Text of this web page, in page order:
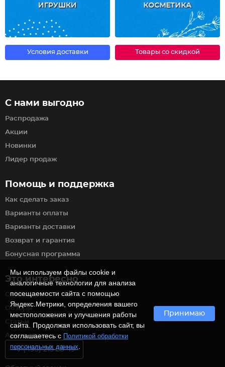
ИГРУШКИ КОСМЕТИКА
Условия доставки Товары со скидкой
Помощь и поддержка
Как сделать заказ
Варианты оплаты
Варианты доставки
Возврат и гарантия
Бонусная программа
С нами выгодно
Распродажа
Акции
Новинки
Лидер продаж
Это интересно
Отзывы
Обзоры
Статьи
Архив страниц
+7 (495) 215 28 49
Мы используем файлы cookie и
аналогичные технологии для анализа
посещаемости сайта с помощью
Яндекс.Метрики, определения вашего
местоположения и улучшения работы
сайта. Продолжая использовать сайт, вы
соглашаетесь с Политикой обработки
персональных данных
Принимаю